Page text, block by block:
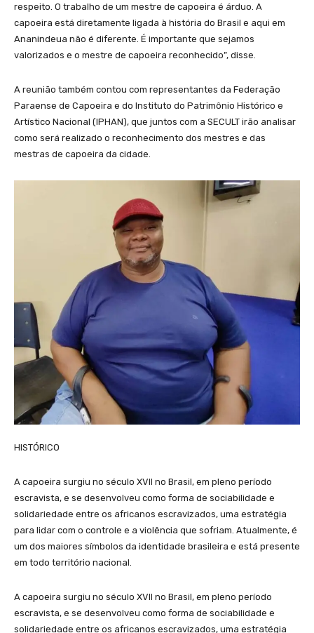
respeito. O trabalho de um mestre de capoeira é árduo. A
capoeira está diretamente ligada à história do Brasil e aqui em
Ananindeua não é diferente. É importante que sejamos
valorizados e o mestre de capoeira reconhecido”, disse.
A reunião também contou com representantes da Federação
Paraense de Capoeira e do Instituto do Patrimônio Histórico e
Artístico Nacional (IPHAN), que juntos com a SECULT irão analisar
como será realizado o reconhecimento dos mestres e das
mestras de capoeira da cidade.
HISTÓRICO
A capoeira surgiu no século XVII no Brasil, em pleno período
escravista, e se desenvolveu como forma de sociabilidade e
solidariedade entre os africanos escravizados, uma estratégia
para lidar com o controle e a violência que sofriam. Atualmente, é
um dos maiores símbolos da identidade brasileira e está presente
em todo território nacional.
A capoeira surgiu no século XVII no Brasil, em pleno período
escravista, e se desenvolveu como forma de sociabilidade e
solidariedade entre os africanos escravizados, uma estratégia